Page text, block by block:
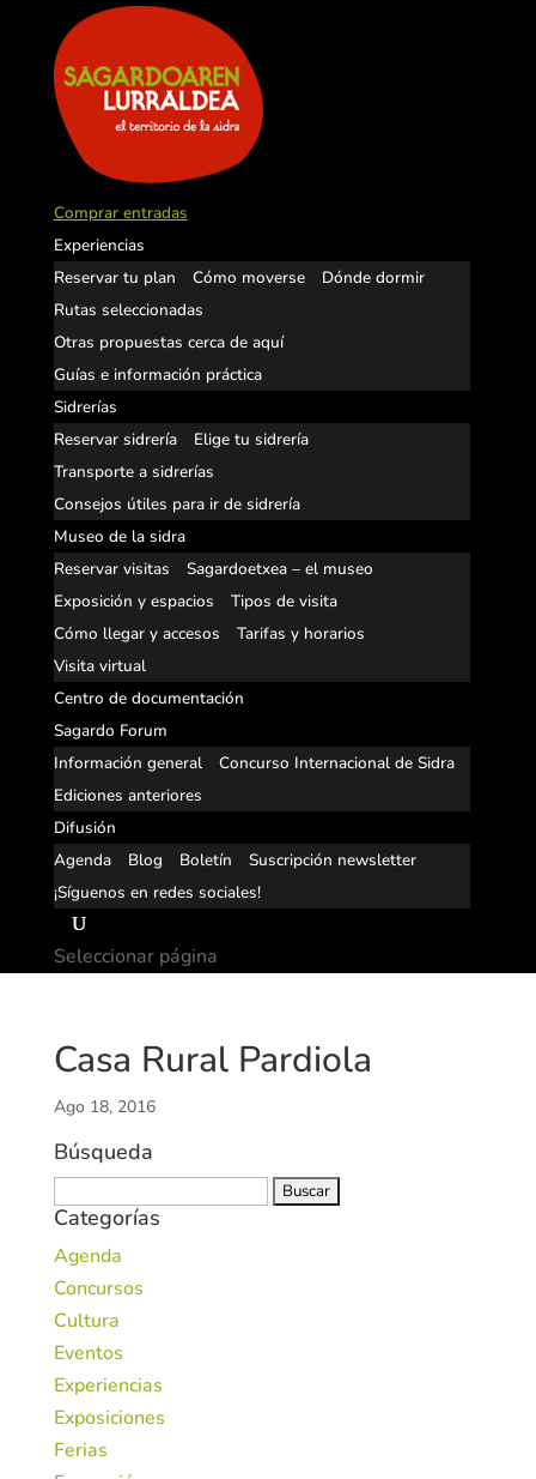
Comprar entradas
Experiencias
Reservar tu plan
Cómo moverse
Dónde dormir
Rutas seleccionadas
Otras propuestas cerca de aquí
Guías e información práctica
Sidrerías
Reservar sidrería
Elige tu sidrería
Transporte a sidrerías
Consejos útiles para ir de sidrería
Museo de la sidra
Reservar visitas
Sagardoetxea – el museo
Exposición y espacios
Tipos de visita
Cómo llegar y accesos
Tarifas y horarios
Visita virtual
Centro de documentación
Sagardo Forum
Información general
Concurso Internacional de Sidra
Ediciones anteriores
Difusión
Agenda
Blog Boletín
Suscripción newsletter
¡Síguenos en redes sociales!
Seleccionar página
Casa Rural Pardiola
Ago 18, 2016
Búsqueda
Categorías
Agenda
Concursos
Cultura
Eventos
Experiencias
Exposiciones
Ferias